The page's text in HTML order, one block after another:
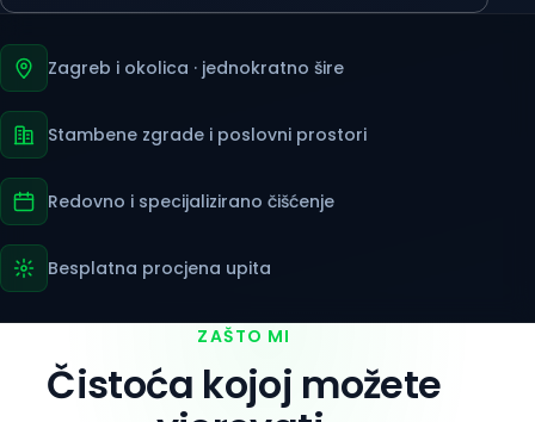
Zagreb i okolica · jednokratno šire
Stambene zgrade i poslovni prostori
Redovno i specijalizirano čišćenje
Besplatna procjena upita
ZAŠTO MI
Čistoća kojoj možete